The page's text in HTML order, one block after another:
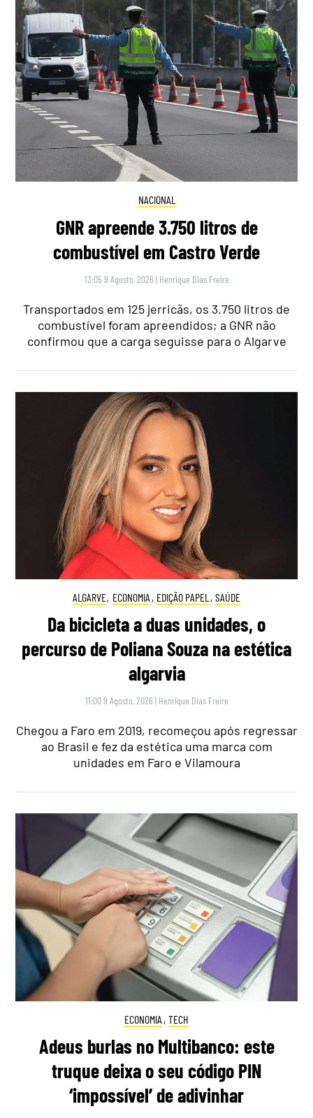
NACIONAL
GNR apreende 3.750 litros de
combustível em Castro Verde
13:05 9 Agosto, 2026 | Henrique Dias Freire
Transportados em 125 jerricãs, os 3.750 litros de
combustível foram apreendidos; a GNR não
confirmou que a carga seguisse para o Algarve
ALGARVE, ECONOMIA , EDIÇÃO PAPEL , SAÚDE
Da bicicleta a duas unidades, o
percurso de Poliana Souza na estética
algarvia
11:00 9 Agosto, 2026 | Henrique Dias Freire
Chegou a Faro em 2019, recomeçou após regressar
ao Brasil e fez da estética uma marca com
unidades em Faro e Vilamoura
ECONOMIA , TECH
Adeus burlas no Multibanco: este
truque deixa o seu código PIN
‘impossível’ de adivinhar